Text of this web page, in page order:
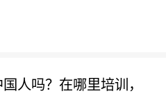
人吗？在哪里培训，